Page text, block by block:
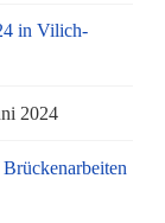
in Vilich-
2024